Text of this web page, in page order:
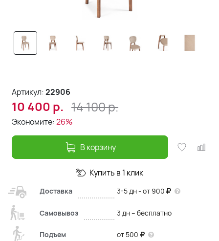
Артикул:22906
10 400 р. 14 100р.
Экономите:26%
В корзину
Купить в 1 клик
Доставка 3-5 дн - от 900
Самовывоз 3 дн – бесплатно
Подъем от 500